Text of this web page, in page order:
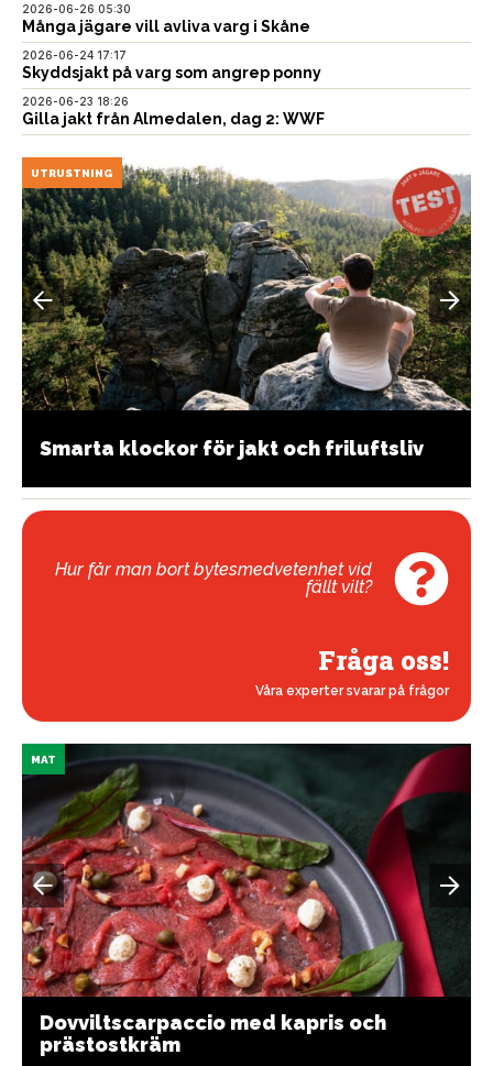
2026-06-26 05:30
Många jägare vill avliva varg i Skåne
2026-06-24 17:17
Skyddsjakt på varg som angrep ponny
2026-06-23 18:26
Gilla jakt från Almedalen, dag 2: WWF
UTRUSTNING
Smarta klockor för jakt och friluftsliv
Hur får man bort bytesmedvetenhet vid
fällt vilt?
Fråga oss!
Våra experter svarar på frågor
MAT
Dovviltscarpaccio med kapris och
prästostkräm